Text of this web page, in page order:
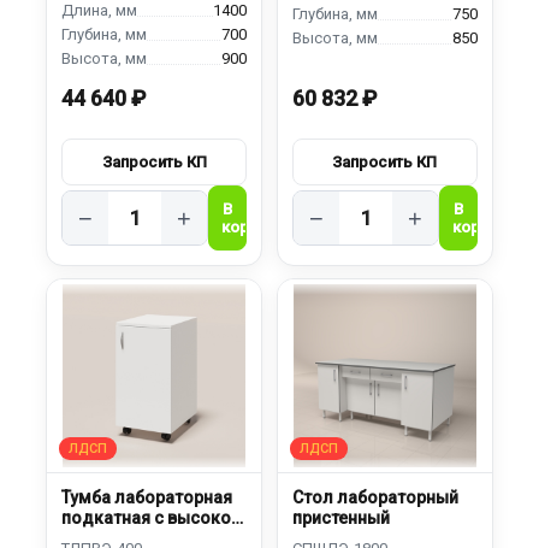
1400
700
900
44 640 ₽
− +
750
850
60 832 ₽
− +
Тумба лабораторная
подкатная с высокой
Стол лабораторный
пристенный